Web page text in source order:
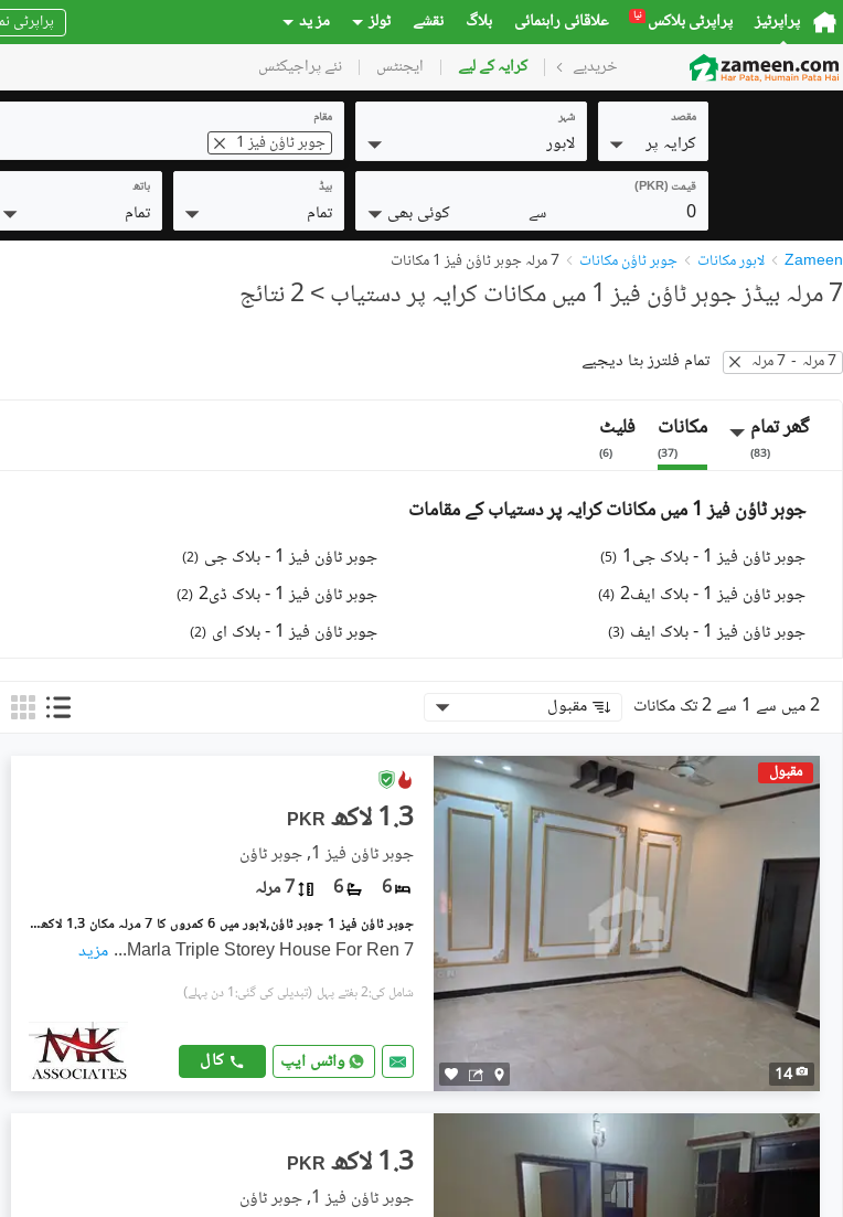
پراپرٹیز پراپرٹی بلاکس نیا علاقائی راہنمائی بلاگ نقشے ٹولز مز ید
خریدیے گھر پلاٹس کمرشل کرایہ کے لیے ایجنٹس نئے پراجیکٹس
مقصد
کرایہ پر
شہر
لاہور
مقام
جوہر ٹاؤن فیز 1
قیمت (PKR)
0 سے کوئی بھی
بیڈ
تمام
باتھ
تمام
Zameen لاہور مکانات جوہر ٹاؤن مکانات 7 مرلہ جوہر ٹاؤن فیز 1 مکانات
7 مرلہ بیڈز جوہر ٹاؤن فیز 1 میں مکانات کرایہ پر دستیاب > 2 نتائج
7 مرلہ - 7 مرلہ تمام فلترز ہٹا دیجیے
گھر تمام
(
83
)
مکانات
(
37
)
فلیٹ
(
6
)
جوہر ٹاؤن فیز 1 میں مکانات کرایہ پر دستیاب کے مقامات
جوہر ٹاؤن فیز 1 - بلاک جی1 (
5
)
جوہر ٹاؤن فیز 1 - بلاک ایف2 (
4
)
جوہر ٹاؤن فیز 1 - بلاک ایف (
3
)
جوہر ٹاؤن فیز 1 - بلاک جی (
2
)
جوہر ٹاؤن فیز 1 - بلاک ڈی2 (
2
)
جوہر ٹاؤن فیز 1 - بلاک ای (
2
)
2 میں سے 1 سے 2 تک مکانات مقبول
مقبول
14
PKR 1.3 لاکھ
جوہر ٹاؤن فیز 1, جوہر ٹاؤن
6
6 7 مرلہ
جوہر ٹاؤن فیز 1 جوہر ٹاؤن,لاہور میں 6 کمروں کا 7 مرلہ مکان 1.3 لاکھ میں کرایہ پر دستیاب ہے۔
7 Marla Triple Storey House For Ren
... مزید
شامل کی:2 ہفتے پہل (تبدیلی کی گئی:1 دن پہلے)
واٹس ایپ کال
PKR 1.3 لاکھ
جوہر ٹاؤن فیز 1, جوہر ٹاؤن